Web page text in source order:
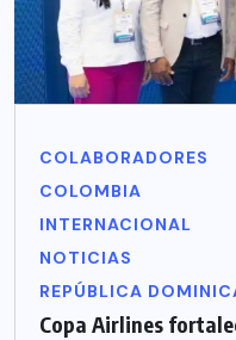
COLABORADORES
COLOMBIA
INTERNACIONAL
NOTICIAS
REPÚBLICA
Copa Airlines